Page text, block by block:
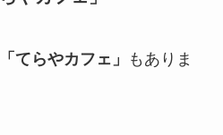
「てらやカフェ」
もありま